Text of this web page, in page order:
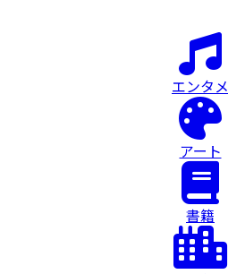
エンタメ
アート
書籍